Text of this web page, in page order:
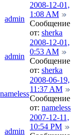
admin
2008-12-01,
1:08 AM
Сообщение
от: sherka
admin
2008-12-01,
0:53 AM
Сообщение
от: sherka
nameless
2008-06-19,
11:37 AM
Сообщение
от: nameless
admin
2007-12-11,
10:54 PM